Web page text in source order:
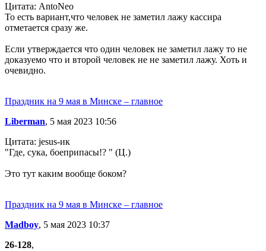
Цитата: AntoNeo
То есть вариант,что человек не заметил лажу кассира
отметается сразу же.
Если утверждается что один человек не заметил лажу то не
доказуемо что и второй человек не не заметил лажу. Хоть и
очевидно.
Праздник на 9 мая в Минске – главное
Liberman, 5 мая 2023 10:56
Цитата: jesus-ик
"Где, сука, боеприпасы!? " (Ц.)
Это тут каким вообще боком?
Праздник на 9 мая в Минске – главное
Madboy, 5 мая 2023 10:37
26-128,